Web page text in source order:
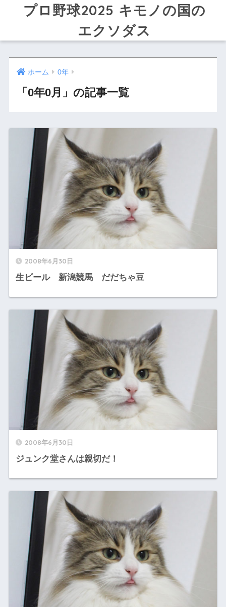
プロ野球2025 キモノの国の
エクソダス
ホーム 0年
「0年0月」の記事一覧
2008年6月30日
生ビール 新潟競馬 だだちゃ豆
2008年6月30日
ジュンク堂さんは親切だ！